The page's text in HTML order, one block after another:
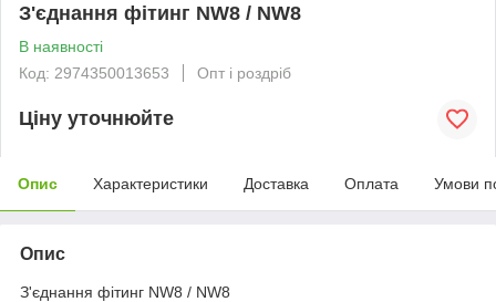
З'єднання фітинг NW8 / NW8
В наявності
Код: 2974350013653
Опт і роздріб
Ціну уточнюйте
Опис Характеристики Доставка Оплата Умови
Опис
З'єднання фітинг NW8 / NW8